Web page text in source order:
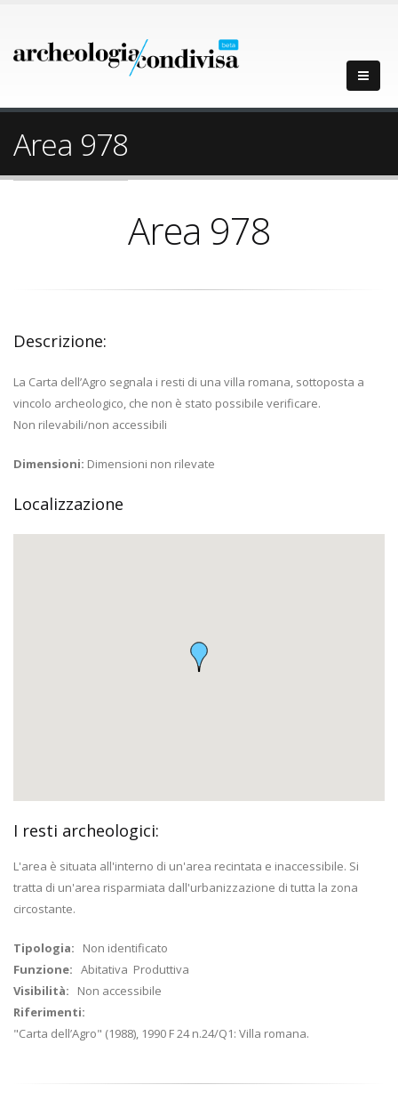
Area 978
Area 978
Descrizione:
La Carta dell’Agro segnala i resti di una villa romana, sottoposta a
vincolo archeologico, che non è stato possibile verificare.
Non rilevabili/non accessibili
Dimensioni: Dimensioni non rilevate
Localizzazione
I resti archeologici:
L'area è situata all'interno di un'area recintata e inaccessibile. Si
tratta di un'area risparmiata dall'urbanizzazione di tutta la zona
circostante.
Tipologia: Non identificato
Funzione: Abitativa Produttiva
Visibilità: Non accessibile
Riferimenti:
"Carta dell’Agro" (1988), 1990 F 24 n.24/Q1: Villa romana.